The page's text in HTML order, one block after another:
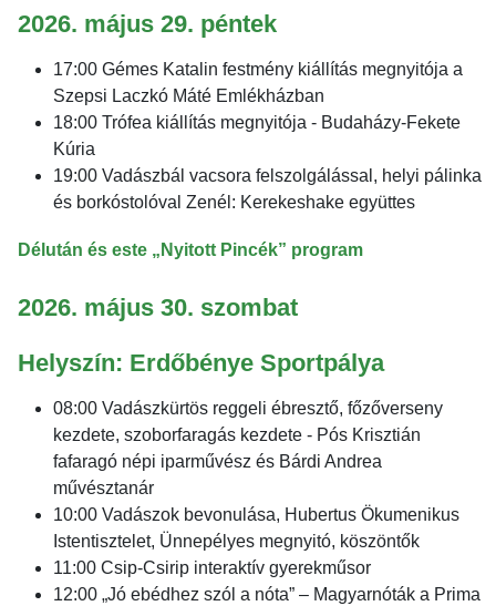
2026. május 29. péntek
17:00 Gémes Katalin festmény kiállítás megnyitója a
Szepsi Laczkó Máté Emlékházban
18:00 Trófea kiállítás megnyitója - Budaházy-Fekete
Kúria
19:00 Vadászbál vacsora felszolgálással, helyi pálinka
és borkóstolóval Zenél: Kerekeshake együttes
Délután és este „Nyitott Pincék” program
2026. május 30. szombat
Helyszín: Erdőbénye Sportpálya
08:00 Vadászkürtös reggeli ébresztő, főzőverseny
kezdete, szoborfaragás kezdete - Pós Krisztián
fafaragó népi iparművész és Bárdi Andrea
művésztanár
10:00 Vadászok bevonulása, Hubertus Ökumenikus
Istentisztelet, Ünnepélyes megnyitó, köszöntők
11:00 Csip-Csirip interaktív gyerekműsor
12:00 „Jó ebédhez szól a nóta” – Magyarnóták a Prima